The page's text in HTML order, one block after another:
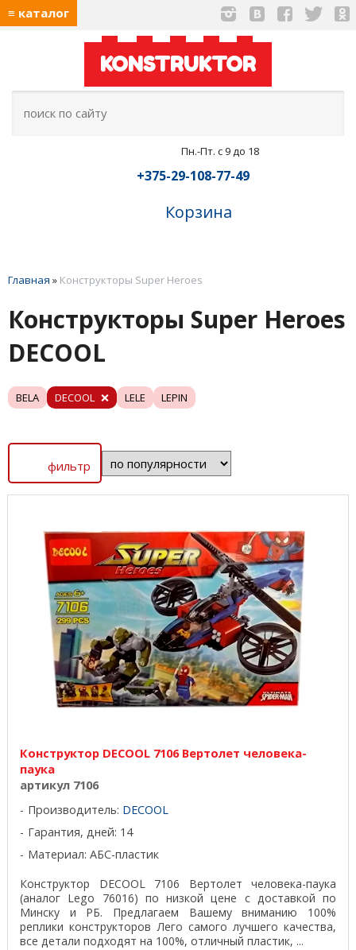
≡ каталог
KONSTRUKTOR
Пн.-Пт. с 9 до 18
+375-29-108-77-49
Корзина
Главная » Конструкторы Super Heroes
Конструкторы Super Heroes
DECOOL
BELA DECOOL LELE LEPIN
фильтр
Конструктор DECOOL 7106 Вертолет человека-
паука
артикул 7106
Производитель: DECOOL
Гарантия, дней: 14
Материал: АБС-пластик
Конструктор DECOOL 7106 Вертолет человека-паука
(аналог Lego 76016) по низкой цене с доставкой по
Минску и РБ. Предлагаем Вашему вниманию 100%
реплики конструкторов Лего самого лучшего качества,
все детали подходят на 100%, отличный пластик, ...